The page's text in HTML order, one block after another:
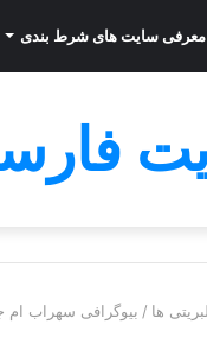
معرفی سایت های شرط بندی
ها / بیوگرافی سهراب ام